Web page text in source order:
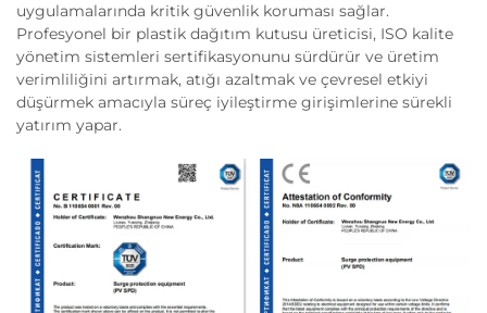
uygulamalarında kritik güvenlik koruması sağlar.
Profesyonel bir plastik dağıtım kutusu üreticisi, ISO kalite
yönetim sistemleri sertifikasyonunu sürdürür ve üretim
verimliliğini artırmak, atığı azaltmak ve çevresel etkiyi
düşürmek amacıyla süreç iyileştirme girişimlerine sürekli
yatırım yapar.